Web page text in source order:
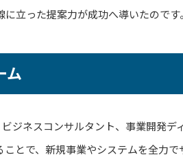
立った提案力が成功へ導いたのです。
ム
ジネスコンサルタント、事業開発
とで、新規事業やシステムを全力で